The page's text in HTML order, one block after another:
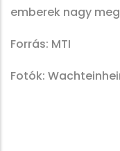
emberek nagy
Forrás: MTI
Fotók: